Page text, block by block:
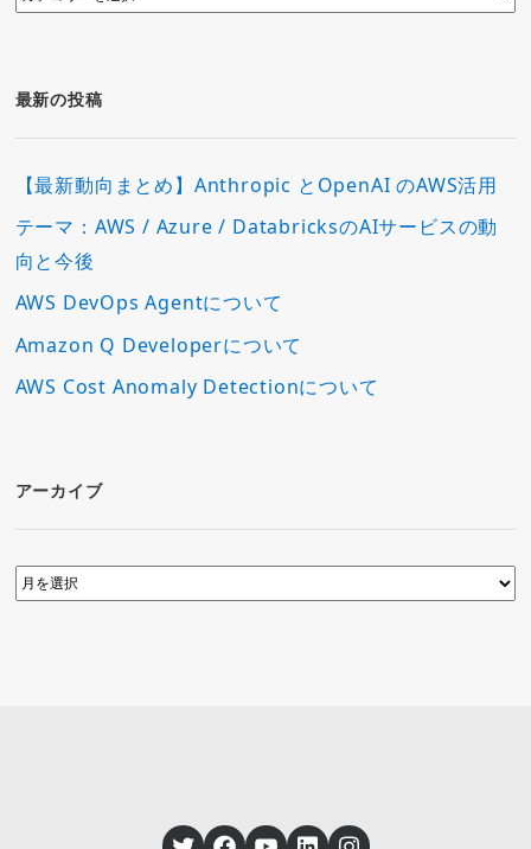
テ
ー
最新の投稿
【最新動向まとめ】Anthropic とOpenAI のAWS活用
テーマ：AWS / Azure / DatabricksのAIサービスの動
向と今後
AWS DevOps Agentについて
Amazon Q Developerについて
AWS Cost Anomaly Detectionについて
アーカイブ